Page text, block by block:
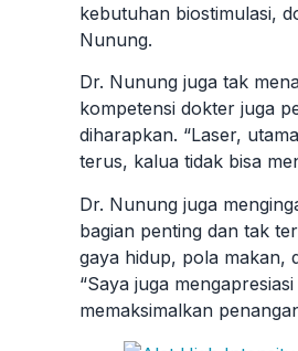
kebutuhan biostimulasi,
Nunung.
Dr. Nunung juga tak
kompetensi dokter juga
diharapkan. “Laser,
terus, kalua tidak bisa
Dr. Nunung juga
bagian penting dan tak
gaya hidup, pola makan,
“Saya juga
memaksimalkan